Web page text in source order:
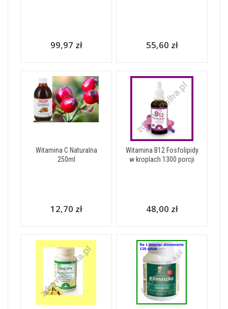
99,97 zł 55,60 zł
Witamina C Naturalna
250ml
12,70 zł
Witamina B12 Fosfolipidy
w kroplach 1300 porcji
48,00 zł